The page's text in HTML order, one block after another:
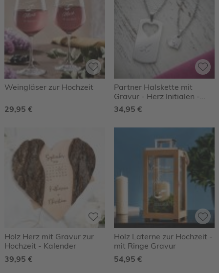
Weingläser zur Hochzeit
29,95 €
Partner Halskette mit
Gravur - Herz Initialen -
Personalisiert
34,95 €
Holz Herz mit Gravur zur
Hochzeit - Kalender
39,95 €
Holz Laterne zur Hochzeit -
mit Ringe Gravur
54,95 €